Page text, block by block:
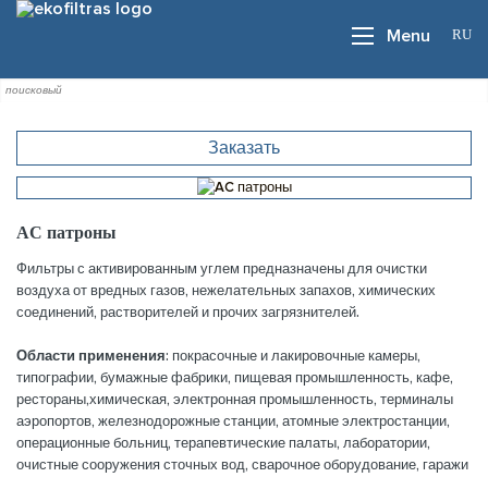
Menu RU
Заказать
AC патроны
Фильтры с активированным углем предназначены для очистки
воздуха от вредных газов, нежелательных запахов, химических
соединений, растворителей и прочих загрязнителей.
Области применения: покрасочные и лакировочные камеры,
типографии, бумажные фабрики, пищевая промышленность, кафе,
рестораны,химическая, электронная промышленность, терминалы
аэропортов, железнодорожные станции, атомные электростанции,
операционные больниц, терапевтические палаты, лаборатории,
очистные сооружения сточных вод, сварочное оборудование, гаражи